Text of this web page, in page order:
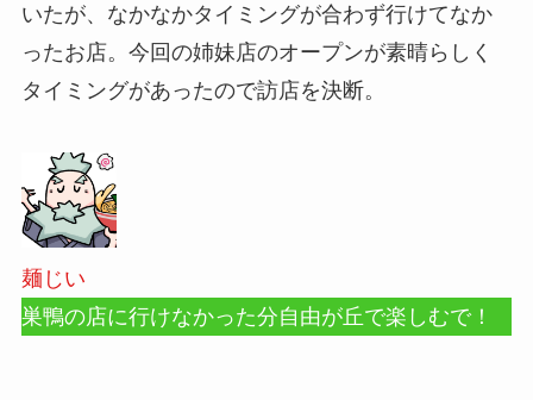
いたが、なかなかタイミングが合わず行けてなか
ったお店。今回の姉妹店のオープンが素晴らしく
タイミングがあったので訪店を決断。
麺じい
巣鴨の店に行けなかった分自由が丘で楽しむで！